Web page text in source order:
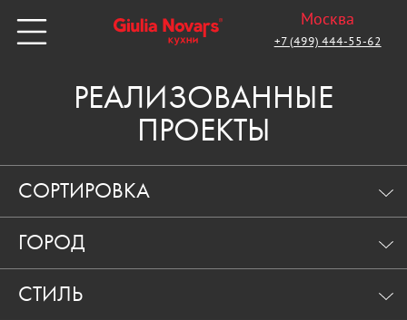
Москва
+7 (499) 444-55-62
РЕАЛИЗОВАННЫЕ
ПРОЕКТЫ
СОРТИРОВКА
ГОРОД
СТИЛЬ